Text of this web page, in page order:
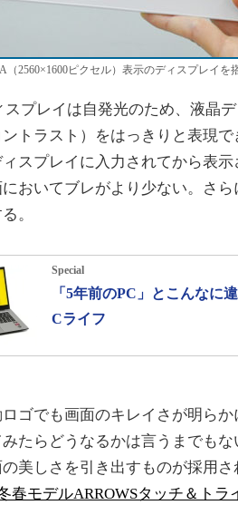
（2560×1600ピクセル）表示のディスプレイを
プレイは自発光のため、液晶
トラスト）をはっきりと表現
スプレイに入力されてから表
おいてブレがより少ない。さ
。
Special
「5年前のPC」とこんなに
Cライフ
ゴでも画面のキレイさが明ら
たらどうなるかは言うまでも
美しさを引き出すものが採用
春モデルARROWSタッチ＆トラ